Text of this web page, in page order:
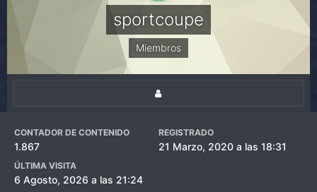
sportcoupe
Miembros
CONTADOR DE CONTENIDO
1.867
REGISTRADO
21 Marzo, 2020 a las 18:31
ÚLTIMA VISITA
6 Agosto, 2026 a las 21:24